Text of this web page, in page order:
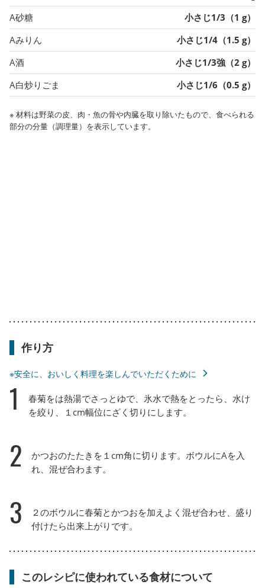
A砂糖
小さじ1/3（1 g）
Aみりん
小さじ1/4（1.5 g）
A酒
小さじ1/3強（2 g）
A白炒りごま
小さじ1/6（0.5 g）
※ 材料は野菜の皮、肉・魚の骨や内臓を取り除いたもので、食べられる
部分の分量（調理量）を表示しています。
作り方
※安全に、おいしく料理を楽しんでいただくために
1
春菊をは熱湯でさっとゆで、氷水で熱をとったら、水け
を絞り、１cm幅位にざく切りにします。
2
かつおのたたきを１cm角に切ります。ボウルにAを入
れ、混ぜ合わます。
3
２のボウルに春菊とかつおを加えよく混ぜ合わせ、盛り
付けたら出来上がりです。
このレシピに使われている食材について